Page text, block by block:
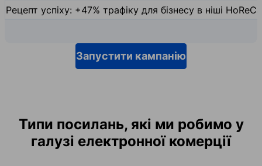
Рецепт успіху: +47% трафіку для бізнесу в ніші HoReCa
Запустити кампанію
Типи посилань, які ми робимо у
галузі електронної комерції